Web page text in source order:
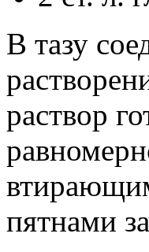
В тазу
раствор
пятнами